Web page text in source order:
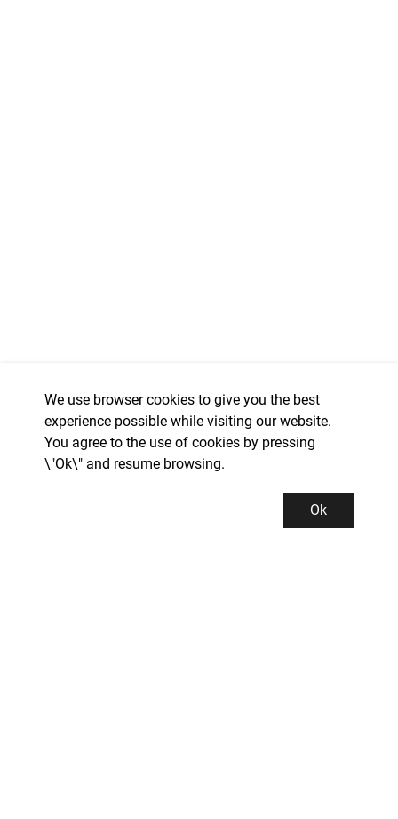
We use browser cookies to give you the best
experience possible while visiting our website.
You agree to the use of cookies by pressing
\"Ok\" and resume browsing.
Ok